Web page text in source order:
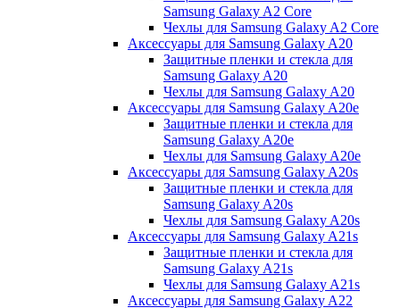
Samsung Galaxy A2 Core
Чехлы для Samsung Galaxy A2 Core
Аксессуары для Samsung Galaxy A20
Защитные пленки и стекла для
Samsung Galaxy A20
Чехлы для Samsung Galaxy A20
Аксессуары для Samsung Galaxy A20e
Защитные пленки и стекла для
Samsung Galaxy A20e
Чехлы для Samsung Galaxy A20e
Аксессуары для Samsung Galaxy A20s
Защитные пленки и стекла для
Samsung Galaxy A20s
Чехлы для Samsung Galaxy A20s
Аксессуары для Samsung Galaxy A21s
Защитные пленки и стекла для
Samsung Galaxy A21s
Чехлы для Samsung Galaxy A21s
Аксессуары для Samsung Galaxy A22